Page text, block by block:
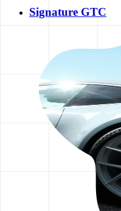
Signature GTC